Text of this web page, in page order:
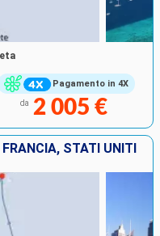
Pagamento in 4X
da 2 005 €
STATI UNITI